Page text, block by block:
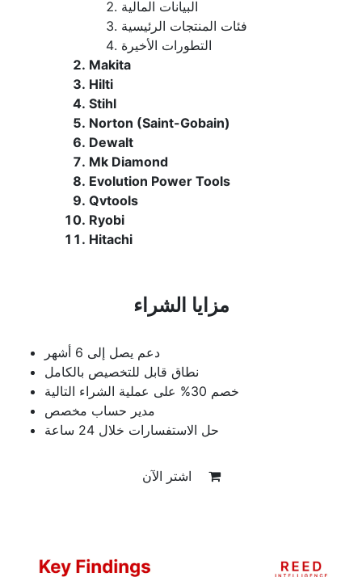
البيانات المالية
فئات المنتجات الرئيسية
التطورات الأخيرة
Makita
Hilti
Stihl
Norton (Saint-Gobain)
Dewalt
Mk Diamond
Evolution Power Tools
Qvtools
Ryobi
Hitachi
مزايا الشراء
دعم يصل إلى 6 أشهر
نطاق قابل للتخصيص بالكامل
خصم 30% على عملية الشراء التالية
مدير حساب مخصص
حل الاستفسارات خلال 24 ساعة